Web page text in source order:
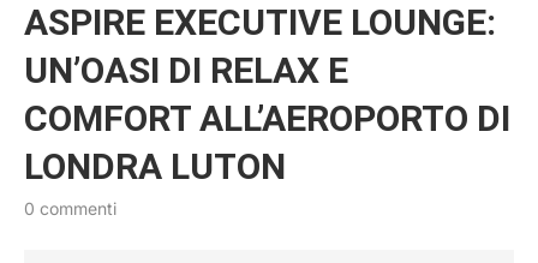
ASPIRE EXECUTIVE LOUNGE:
UN’OASI DI RELAX E
COMFORT ALL’AEROPORTO DI
LONDRA LUTON
0 commenti